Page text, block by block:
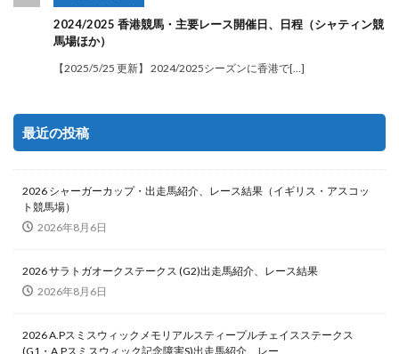
2024/2025 香港競馬・主要レース開催日、日程（シャティン競
馬場ほか）
【2025/5/25 更新】 2024/2025シーズンに香港で[…]
最近の投稿
2026 シャーガーカップ・出走馬紹介、レース結果（イギリス・アスコッ
ト競馬場）
2026年8月6日
2026 サラトガオークステークス (G2)出走馬紹介、レース結果
2026年8月6日
2026 A.Pスミスウィックメモリアルスティープルチェイスステークス
(G1・A.Pスミスウィック記念障害S)出走馬紹介、レー